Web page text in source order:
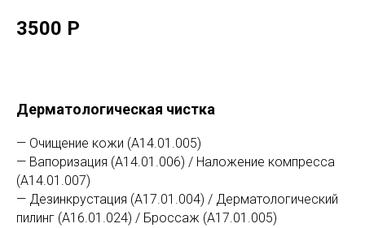
3500 Р
Дерматологическая чистка
— Очищение кожи (А14.01.005)
— Вапоризация (А14.01.006) / Наложение компресса
(А14.01.007)
— Дезинкрустация (А17.01.004) / Дерматологический
пилинг (А16.01.024) / Броссаж (А17.01.005)